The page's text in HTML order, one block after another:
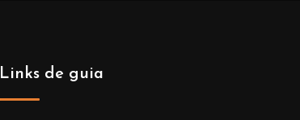
Links de guia